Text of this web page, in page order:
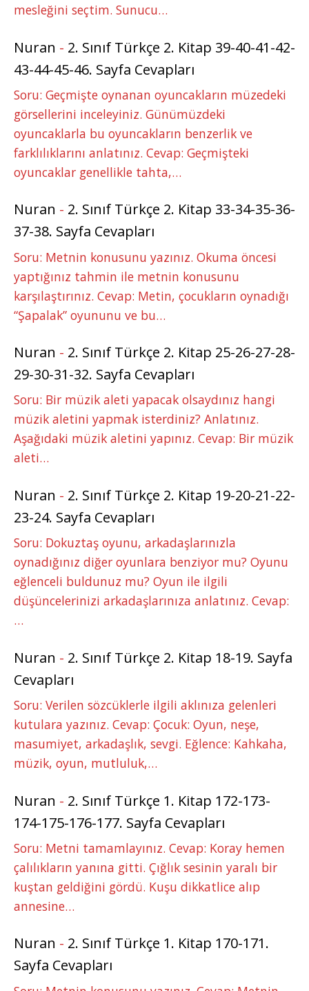
mesleğini seçtim. Sunucu…
Nuran - 2. Sınıf Türkçe 2. Kitap 39-40-41-42-
43-44-45-46. Sayfa Cevapları
Soru: Geçmişte oynanan oyuncakların müzedeki
görsellerini inceleyiniz. Günümüzdeki
oyuncaklarla bu oyuncakların benzerlik ve
farklılıklarını anlatınız. Cevap: Geçmişteki
oyuncaklar genellikle tahta,…
Nuran - 2. Sınıf Türkçe 2. Kitap 33-34-35-36-
37-38. Sayfa Cevapları
Soru: Metnin konusunu yazınız. Okuma öncesi
yaptığınız tahmin ile metnin konusunu
karşılaştırınız. Cevap: Metin, çocukların oynadığı
“Şapalak” oyununu ve bu…
Nuran - 2. Sınıf Türkçe 2. Kitap 25-26-27-28-
29-30-31-32. Sayfa Cevapları
Soru: Bir müzik aleti yapacak olsaydınız hangi
müzik aletini yapmak isterdiniz? Anlatınız.
Aşağıdaki müzik aletini yapınız. Cevap: Bir müzik
aleti…
Nuran - 2. Sınıf Türkçe 2. Kitap 19-20-21-22-
23-24. Sayfa Cevapları
Soru: Dokuztaş oyunu, arkadaşlarınızla
oynadığınız diğer oyunlara benziyor mu? Oyunu
eğlenceli buldunuz mu? Oyun ile ilgili
düşüncelerinizi arkadaşlarınıza anlatınız. Cevap:
…
Nuran - 2. Sınıf Türkçe 2. Kitap 18-19. Sayfa
Cevapları
Soru: Verilen sözcüklerle ilgili aklınıza gelenleri
kutulara yazınız. Cevap: Çocuk: Oyun, neşe,
masumiyet, arkadaşlık, sevgi. Eğlence: Kahkaha,
müzik, oyun, mutluluk,…
Nuran - 2. Sınıf Türkçe 1. Kitap 172-173-
174-175-176-177. Sayfa Cevapları
Soru: Metni tamamlayınız. Cevap: Koray hemen
çalılıkların yanına gitti. Çığlık sesinin yaralı bir
kuştan geldiğini gördü. Kuşu dikkatlice alıp
annesine…
Nuran - 2. Sınıf Türkçe 1. Kitap 170-171.
Sayfa Cevapları